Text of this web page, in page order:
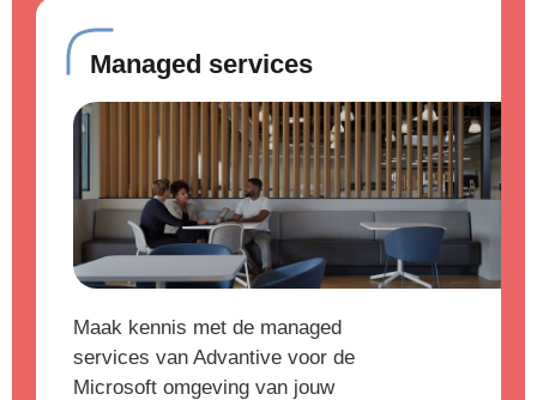
Managed services
Maak kennis met de managed
services van Advantive voor de
Microsoft omgeving van jouw